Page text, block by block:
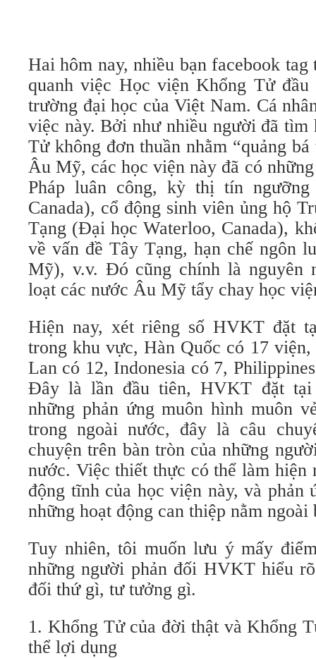
Hai hôm nay, nhiều bạn facebook
quanh việc Học viện Khổng Tử
trường đại học của Việt Nam. Cá
việc này. Bởi như nhiều người đã
Tử không đơn thuần nhằm “quảng
Âu Mỹ, các học viện này đã có
Pháp luân công, kỳ thị tín
Canada), cổ động sinh viên ủng hộ
Tạng (Đại học Waterloo, Canada),
về vấn đề Tây Tạng, hạn chế ngôn
Mỹ), v.v. Đó cũng chính là nguyên
loạt các nước Âu Mỹ tẩy chay học
Hiện nay, xét riêng số HVKT đặt
trong khu vực, Hàn Quốc có 17
Lan có 12, Indonesia có 7,
Đây là lần đầu tiên, HVKT đặt
những phản ứng muôn hình muôn
trong ngoài nước, đây là câu
chuyện trên bàn tròn của những
nước. Việc thiết thực có thể làm hiện
động tĩnh của học viện này, và
những hoạt động can thiệp nằm ngoài
Tuy nhiên, tôi muốn lưu ý mấy
những người phản đối HVKT hiểu
đối thứ gì, tư tưởng gì.
1. Khổng Tử của đời thật và Khổng
thể lợi dụng